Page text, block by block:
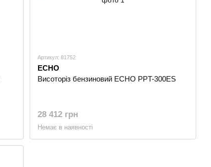
Артикул: 81752
ECHO
Висоторіз бензиновий ECHO PPT-300ES
28 412 грн
Немає в наявності